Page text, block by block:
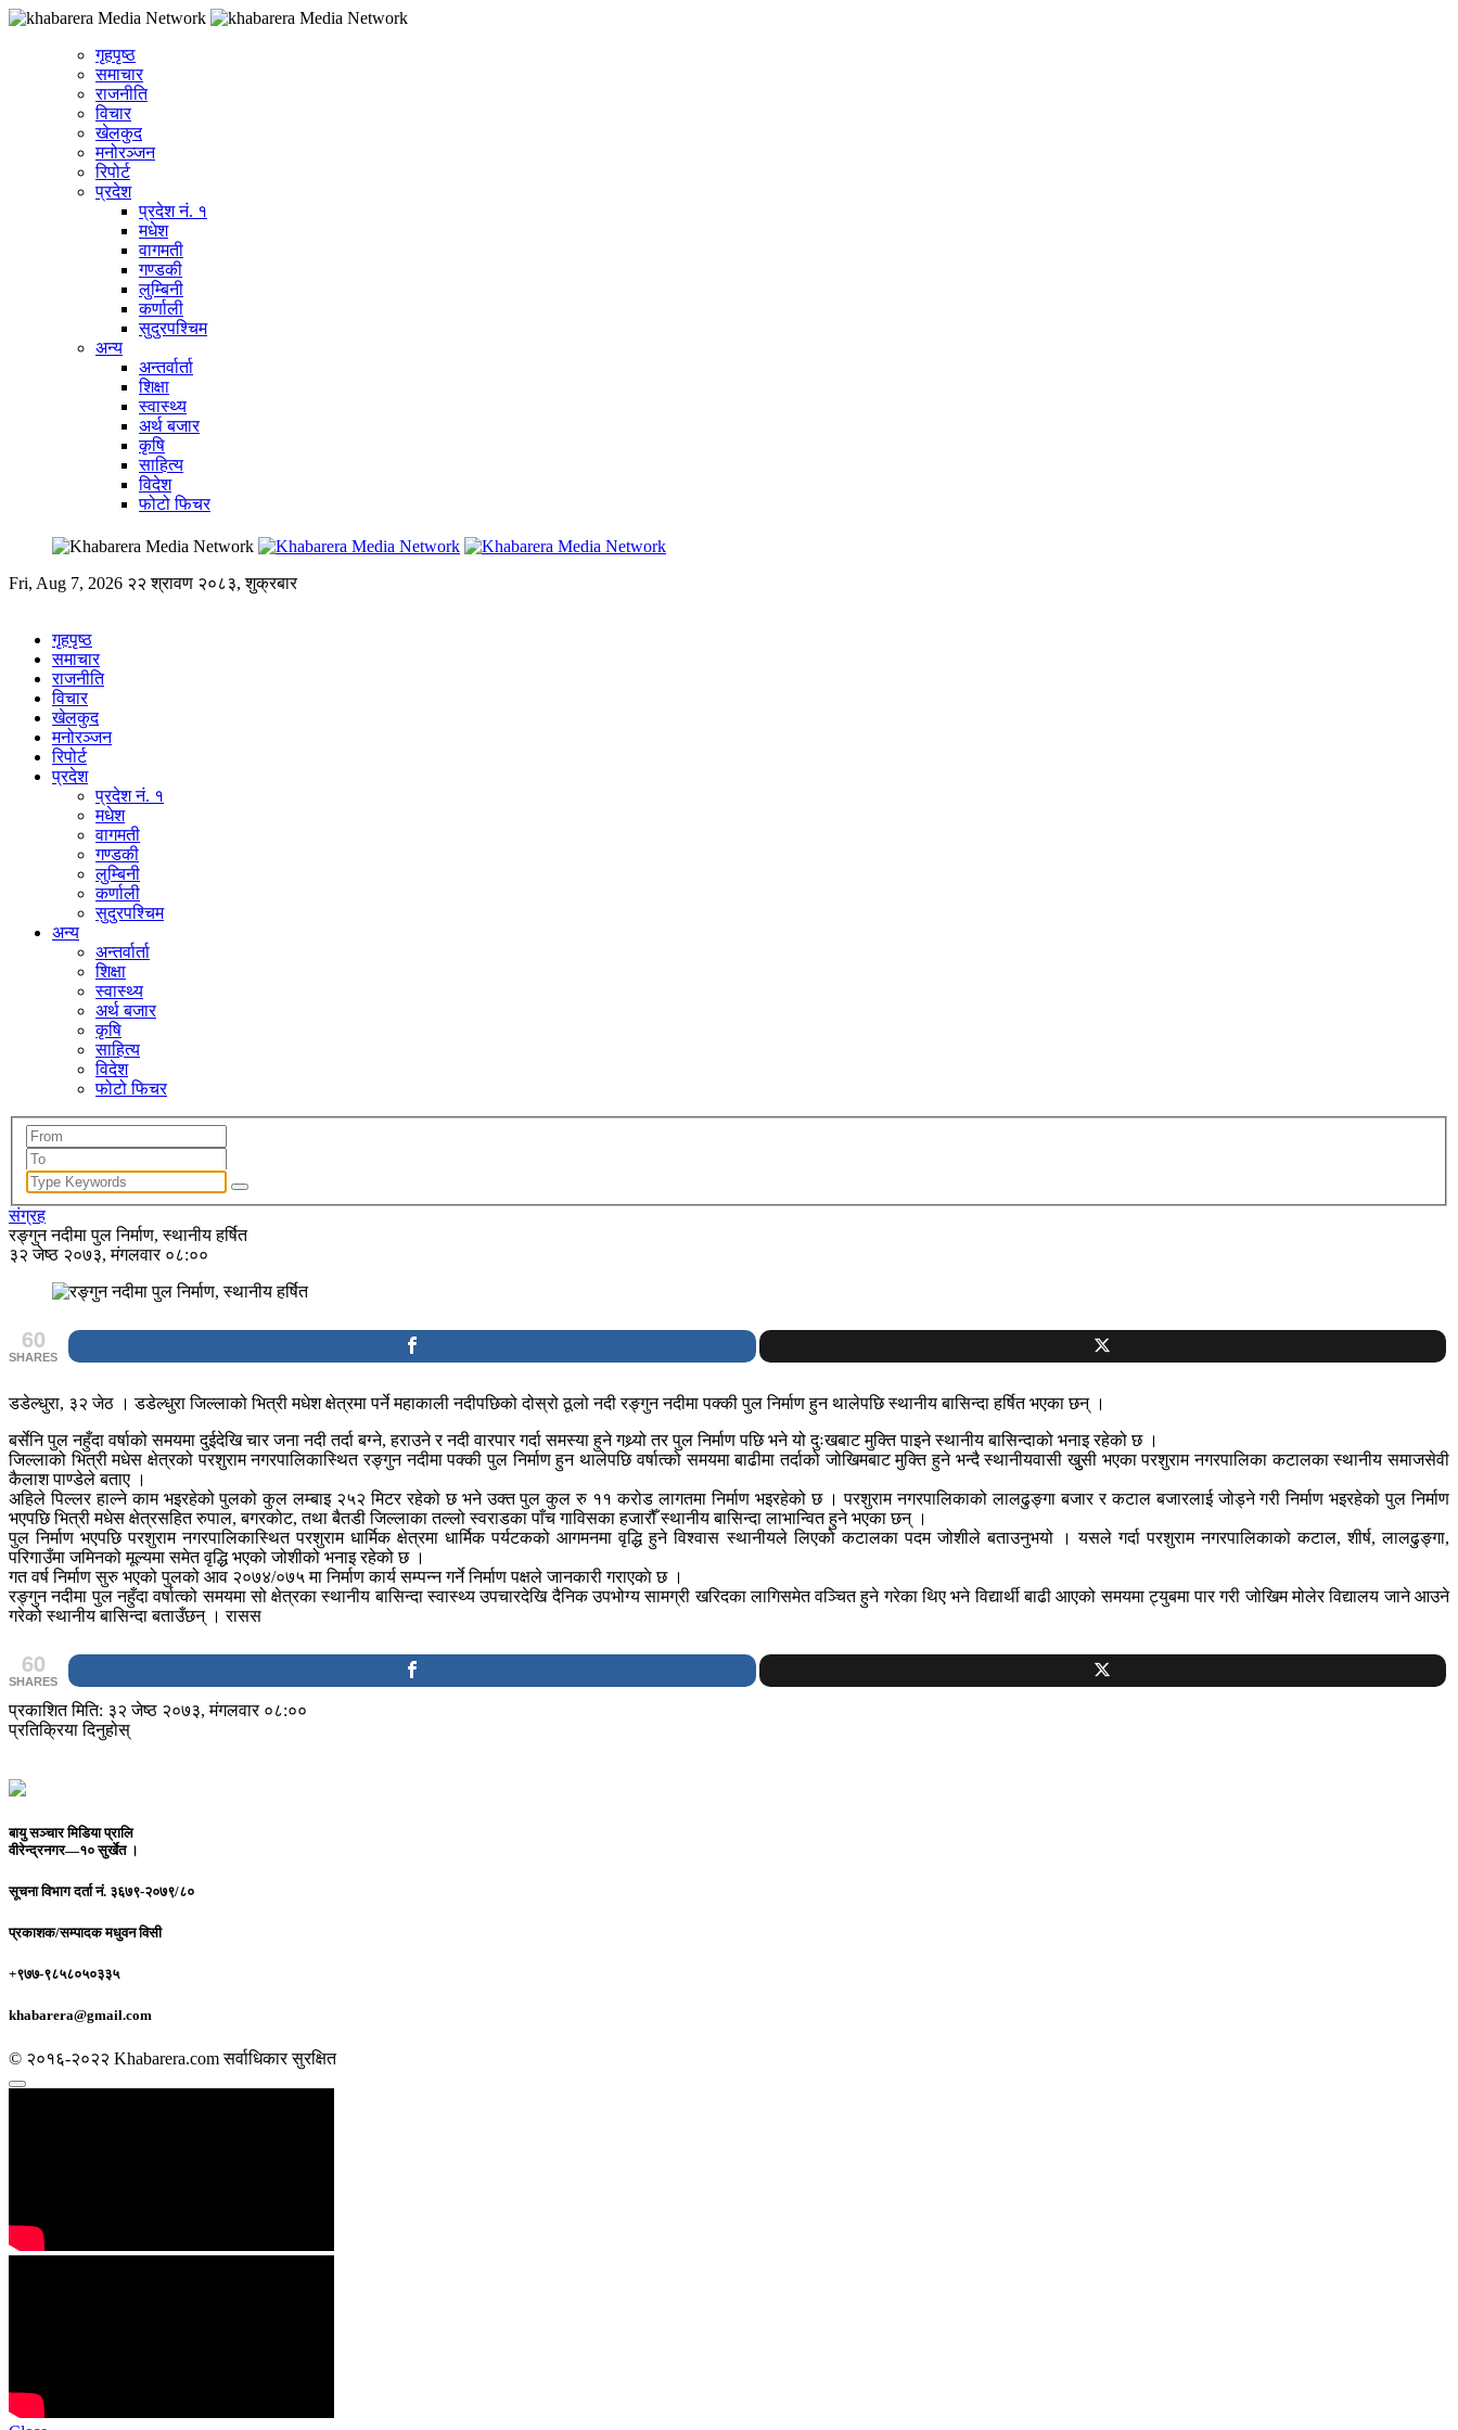
गृहपृष्ठ
समाचार
राजनीति
विचार
खेलकुद
मनोरञ्जन
रिपोर्ट
प्रदेश
प्रदेश नं. १
मधेश
वागमती
गण्डकी
लुम्बिनी
कर्णाली
सुदुरपश्चिम
अन्य
अन्तर्वार्ता
शिक्षा
स्वास्थ्य
अर्थ बजार
कृषि
साहित्य
विदेश
फोटो फिचर
Fri, Aug 7, 2026 २२ श्रावण २०८३, शुक्रबार
गृहपृष्ठ
समाचार
राजनीति
विचार
खेलकुद
मनोरञ्जन
रिपोर्ट
प्रदेश
प्रदेश नं. १
मधेश
वागमती
गण्डकी
लुम्बिनी
कर्णाली
सुदुरपश्चिम
अन्य
अन्तर्वार्ता
शिक्षा
स्वास्थ्य
अर्थ बजार
कृषि
साहित्य
विदेश
फोटो फिचर
संग्रह
रङ्गुन नदीमा पुल निर्माण, स्थानीय हर्षित
३२ जेष्ठ २०७३, मंगलवार ०८:००
60
SHARES
डडेल्धुरा, ३२ जेठ । डडेल्धुरा जिल्लाको भित्री मधेश क्षेत्रमा पर्ने महाकाली नदीपछिको दोस्रो ठूलो नदी रङ्गुन नदीमा पक्की पुल निर्माण हुन थालेपछि स्थानीय बासिन्दा हर्षित भएका छन् ।
बर्सेनि पुल नहुँदा वर्षाको समयमा दुईदेखि चार जना नदी तर्दा बग्ने, हराउने र नदी वारपार गर्दा समस्या हुने गथ्र्यो तर पुल निर्माण पछि भने यो दुःखबाट मुक्ति पाइने स्थानीय बासिन्दाको भनाइ रहेको छ ।
जिल्लाको भित्री मधेस क्षेत्रको परशुराम नगरपालिकास्थित रङ्गुन नदीमा पक्की पुल निर्माण हुन थालेपछि वर्षात्को समयमा बाढीमा तर्दाको जोखिमबाट मुक्ति हुने भन्दै स्थानीयवासी खुुसी भएका परशुराम नगरपालिका कटालका स्थानीय समाजसेवी
कैलाश पाण्डेले बताए ।
अहिले पिल्लर हाल्ने काम भइरहेको पुलको कुल लम्बाइ २५२ मिटर रहेको छ भने उक्त पुल कुल रु ११ करोड लागतमा निर्माण भइरहेको छ । परशुराम नगरपालिकाको लालढुङ्गा बजार र कटाल बजारलाई जोड्ने गरी निर्माण भइरहेको पुल निर्माण
भएपछि भित्री मधेस क्षेत्रसहित रुपाल, बगरकोट, तथा बैतडी जिल्लाका तल्लो स्वराडका पाँच गाविसका हजारौँ स्थानीय बासिन्दा लाभान्वित हुने भएका छन् ।
पुल निर्माण भएपछि परशुराम नगरपालिकास्थित परशुराम धार्मिक क्षेत्रमा धार्मिक पर्यटकको आगमनमा वृद्धि हुने विश्वास स्थानीयले लिएको कटालका पदम जोशीले बताउनुभयो । यसले गर्दा परशुराम नगरपालिकाको कटाल, शीर्ष, लालढुङ्गा,
परिगाउँमा जमिनको मूल्यमा समेत वृद्धि भएको जोशीको भनाइ रहेको छ ।
गत वर्ष निर्माण सुरु भएको पुलको आव २०७४/०७५ मा निर्माण कार्य सम्पन्न गर्ने निर्माण पक्षले जानकारी गराएकाे छ ।
रङ्गुन नदीमा पुल नहुँदा वर्षात्को समयमा सो क्षेत्रका स्थानीय बासिन्दा स्वास्थ्य उपचारदेखि दैनिक उपभोग्य सामग्री खरिदका लागिसमेत वञ्चित हुने गरेका थिए भने विद्यार्थी बाढी आएको समयमा ट्युबमा पार गरी जोखिम मोलेर विद्यालय जाने आउने
गरेको स्थानीय बासिन्दा बताउँछन् । रासस
60
SHARES
प्रकाशित मिति: ३२ जेष्ठ २०७३, मंगलवार ०८:००
प्रतिक्रिया दिनुहोस्
बायु सञ्चार मिडिया प्रालि
वीरेन्द्रनगर—१० सुर्खेत ।
सूचना विभाग दर्ता नं. ३६७९-२०७९/८०
प्रकाशक/सम्पादकमधुवन विसी
+९७७-९८५८०५०३३५
khabarera@gmail.com
© २०१६-२०२२ Khabarera.com सर्वाधिकार सुरक्षित